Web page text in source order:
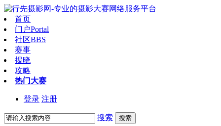
首页
门户Portal
社区BBS
赛事
揭晓
攻略
热门大赛
登录 注册
搜索 搜索